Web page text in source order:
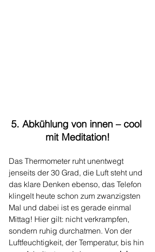
5. Abkühlung von innen – cool
mit Meditation!
Das Thermometer ruht unentwegt
jenseits der 30 Grad, die Luft steht und
das klare Denken ebenso, das Telefon
klingelt heute schon zum zwanzigsten
Mal und dabei ist es gerade einmal
Mittag! Hier gilt: nicht verkrampfen,
sondern ruhig durchatmen. Von der
Luftfeuchtigkeit, der Temperatur, bis hin